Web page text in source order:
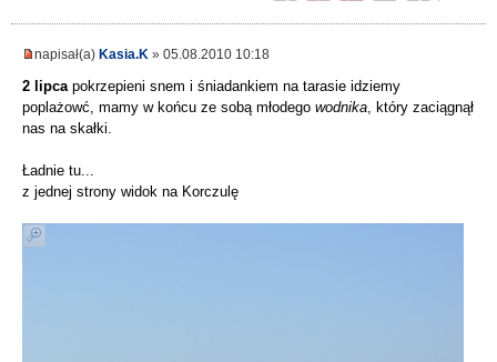
napisał(a) Kasia.K » 05.08.2010 10:18
2 lipca pokrzepieni snem i śniadankiem na tarasie idziemy
poplażowć, mamy w końcu ze sobą młodego wodnika, który zaciągnął
nas na skałki.
Ładnie tu...
z jednej strony widok na Korczulę